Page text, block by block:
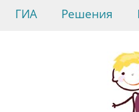
ГИА Решения